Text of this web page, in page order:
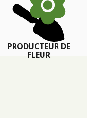
PRODUCTEUR DE
FLEUR